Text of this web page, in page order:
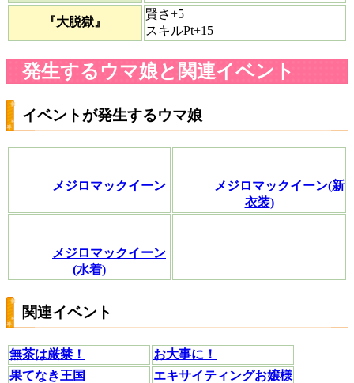
『大脱獄』
賢さ+5
スキルPt+15
発生するウマ娘と関連イベント
イベントが発生するウマ娘
メジロマックイーン
メジロマックイーン(新
衣装)
メジロマックイーン
(水着)
関連イベント
無茶は厳禁！
お大事に！
果てなき王国
エキサイティングお嬢様